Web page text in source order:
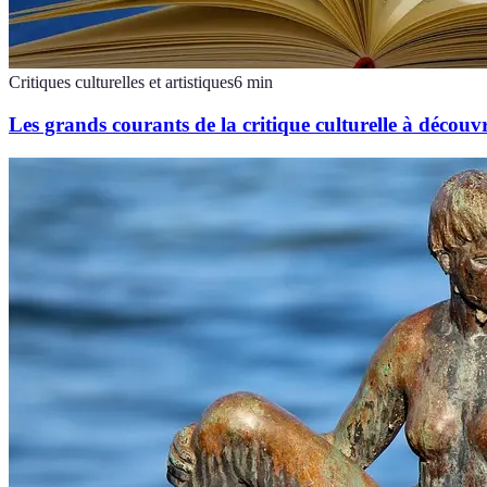
Critiques culturelles et artistiques6 min
Les grands courants de la critique culturelle à